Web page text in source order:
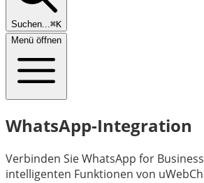
Suchen...⌘K
Menü öffnen
WhatsApp-Integration
Verbinden Sie WhatsApp for
intelligenten Funktionen von